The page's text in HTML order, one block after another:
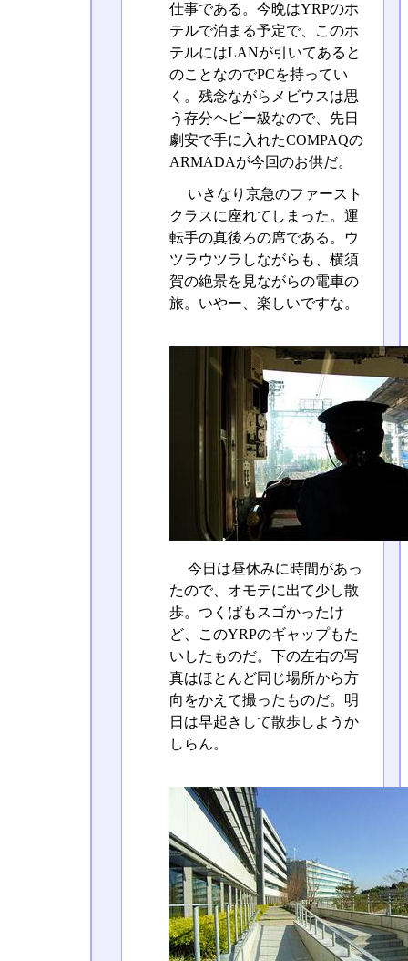
仕事である。今晩はYRPのホ
テルで泊まる予定で、このホ
テルにはLANが引いてあると
のことなのでPCを持ってい
く。残念ながらメビウスは思
う存分ヘビー級なので、先日
劇安で手に入れたCOMPAQの
ARMADAが今回のお供だ。
いきなり京急のファースト
クラスに座れてしまった。運
転手の真後ろの席である。ウ
ツラウツラしながらも、横須
賀の絶景を見ながらの電車の
旅。いやー、楽しいですな。
今日は昼休みに時間があっ
たので、オモテに出て少し散
歩。つくばもスゴかったけ
ど、このYRPのギャップもた
いしたものだ。下の左右の写
真はほとんど同じ場所から方
向をかえて撮ったものだ。明
日は早起きして散歩しようか
しらん。